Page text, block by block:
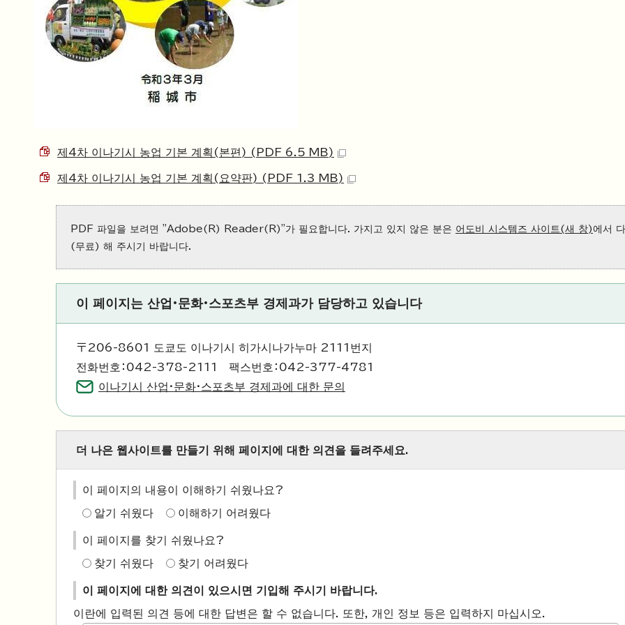
제4차 이나기시 농업 기본 계획(본편) (PDF 6.5 MB)
제4차 이나기시 농업 기본 계획(요약판) (PDF 1.3 MB)
PDF 파일을 보려면 "Adobe(R) Reader(R)"가 필요합니다. 가지고 있지 않은 분은 어도비 시스템즈 사이트(새 창)에서
(무료) 해 주시기 바랍니다.
이 페이지는 산업·문화·스포츠부 경제과가 담당하고 있습니다
〒206-8601 도쿄도 이나기시 히가시나가누마 2111번지
전화번호：042-378-2111 팩스번호：042-377-4781
이나기시 산업·문화·스포츠부 경제과에 대한 문의
더 나은 웹사이트를 만들기 위해 페이지에 대한 의견을 들려주세요.
이 페이지의 내용이 이해하기 쉬웠나요?
알기 쉬웠다 이해하기 어려웠다
이 페이지를 찾기 쉬웠나요?
찾기 쉬웠다 찾기 어려웠다
이 페이지에 대한 의견이 있으시면 기입해 주시기 바랍니다.
이란에 입력된 의견 등에 대한 답변은 할 수 없습니다. 또한, 개인 정보 등은 입력하지 마십시오.